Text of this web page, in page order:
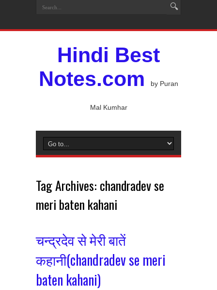
Hindi Best
Notes.com
by Puran
Mal Kumhar
Tag Archives: chandradev se
meri baten kahani
चन्द्रदेव से मेरी बातें
कहानी(chandradev se meri
baten kahani)